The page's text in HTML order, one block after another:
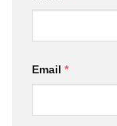
Email *